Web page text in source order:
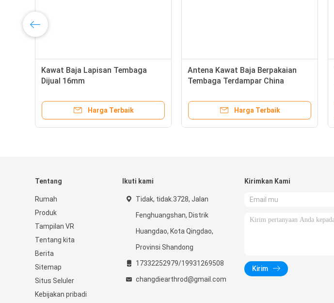
Kawat Baja Lapisan Tembaga
Dijual 16mm
Harga Terbaik
Antena Kawat Baja Berpakaian
Tembaga Terdampar China
Harga Terbaik
Tentang
Rumah
Produk
Tampilan VR
Tentang kita
Berita
Sitemap
Situs Seluler
Kebijakan pribadi
Ikuti kami
Tidak, tidak.3728, Jalan
Fenghuangshan, Distrik
Huangdao, Kota Qingdao,
Provinsi Shandong
17332252979/19931269508
changdiearthrod@gmail.com
Kirimkan Kami
Kirim